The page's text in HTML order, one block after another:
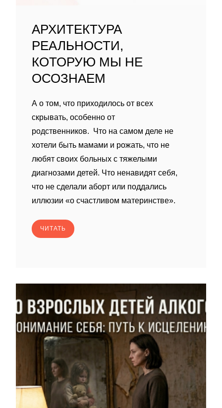
АРХИТЕКТУРА
РЕАЛЬНОСТИ,
КОТОРУЮ МЫ НЕ
ОСОЗНАЕМ
А о том, что приходилось от всех
скрывать, особенно от
родственников. Что на самом деле не
хотели быть мамами и рожать, что не
любят своих больных с тяжелыми
диагнозами детей. Что ненавидят себя,
что не сделали аборт или поддались
иллюзии «о счастливом материнстве».
ЧИТАТЬ